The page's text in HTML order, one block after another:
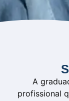
A
profissional